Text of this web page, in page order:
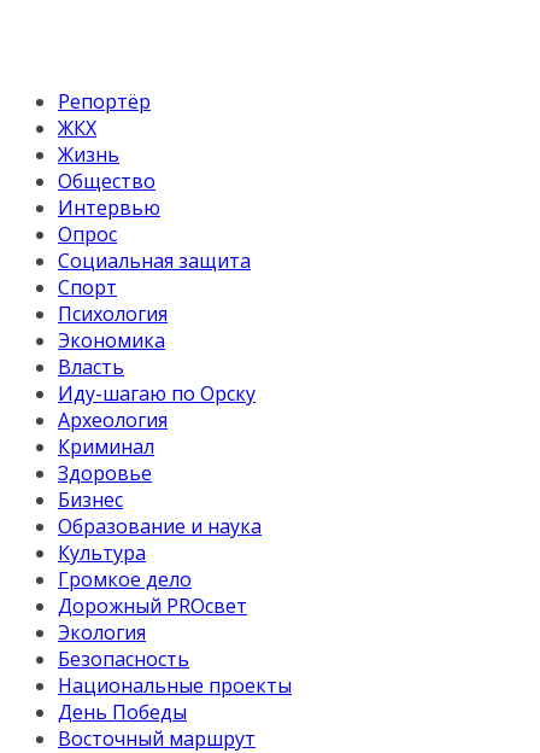
Репортёр
ЖКХ
Жизнь
Общество
Интервью
Опрос
Социальная защита
Спорт
Психология
Экономика
Власть
Иду-шагаю по Орску
Археология
Криминал
Здоровье
Бизнес
Образование и наука
Культура
Громкое дело
Дорожный PROсвет
Экология
Безопасность
Национальные проекты
День Победы
Восточный маршрут